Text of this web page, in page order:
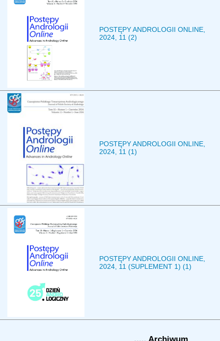
POSTĘPY ANDROLOGII ONLINE,
2024, 11 (2)
POSTĘPY ANDROLOGII ONLINE,
2024, 11 (1)
POSTĘPY ANDROLOGII ONLINE,
2024, 11 (SUPLEMENT 1) (1)
..... Archiwum